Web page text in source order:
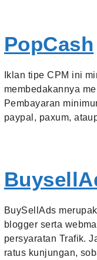
PopCash
Iklan tipe CPM ini
membedakannya
Pembayaran
paypal, paxum,
BuySellAds
blogger serta
persyaratan Trafik.
ratus kunjungan,